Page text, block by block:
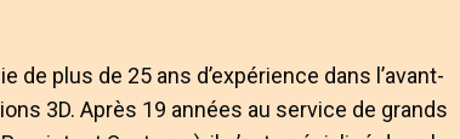
plus de 25 ans d’expérience dans l’avant-
3D. Après 19 années au service de grands